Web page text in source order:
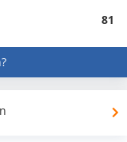
81